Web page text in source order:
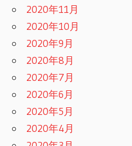
2020年11月
2020年10月
2020年9月
2020年8月
2020年7月
2020年6月
2020年5月
2020年4月